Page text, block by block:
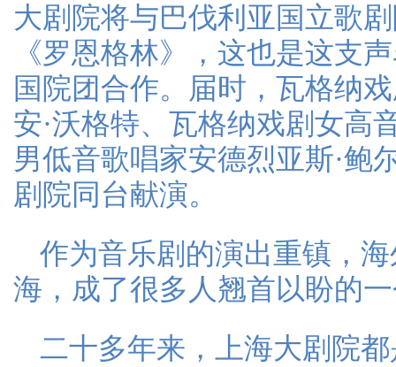
大剧院将与巴伐利亚国立歌
《罗恩格林》，这也是这支
国院团合作。届时，瓦格纳
安·沃格特、瓦格纳戏剧女高
男低音歌唱家安德烈亚斯·鲍
剧院同台献演。
作为音乐剧的演出重镇，
海，成了很多人翘首以盼的
二十多年来，上海大剧院